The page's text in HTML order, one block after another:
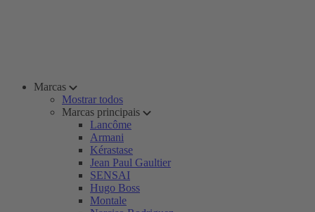
Marcas
Mostrar todos
Marcas principais
Lancôme
Armani
Kérastase
Jean Paul Gaultier
SENSAI
Hugo Boss
Montale